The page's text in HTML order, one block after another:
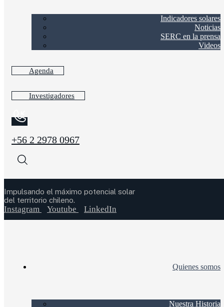
Indicadores solares
Noticias
SERC en la prensa
Videos
Agenda
Investigadores
+56 2 2978 0967
Impulsando el máximo potencial solar
del territorio chileno.
Instagram Youtube LinkedIn
Quienes somos
Nuestra Historia